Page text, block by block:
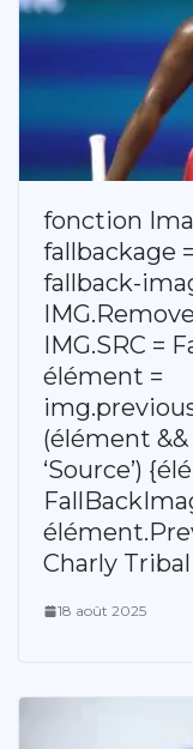
fonction
fallbackage
fallback-
IMG.SRC =
élément =
(élément
‘Source’)
Charly
18 août 2025